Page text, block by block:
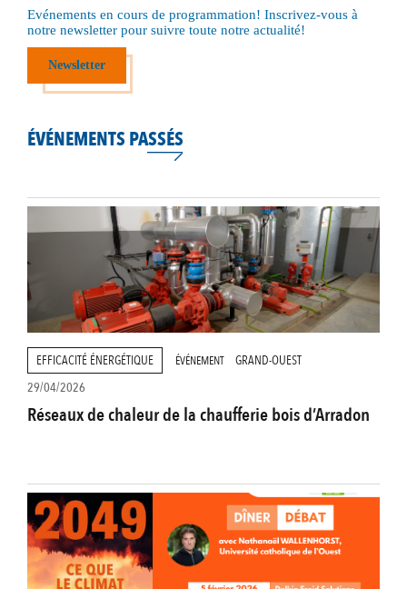
Evénements en cours de programmation! Inscrivez-vous à
notre newsletter pour suivre toute notre actualité!
Newsletter
ÉVÉNEMENTS PASSÉS
EFFICACITÉ ÉNERGÉTIQUE ÉVÉNEMENT
GRAND-OUEST
29/04/2026
Réseaux de chaleur de la chaufferie bois d’Arradon